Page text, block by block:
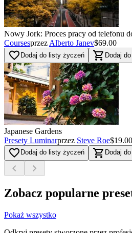
Nowy Jork: Proces pracy od telefonu
Coursesprzez Alberto Janev$69.00
favorite_border Dodaj do listy życzeń shopping_cart Dodaj
Japanese Gardens
Presety Luminarprzez Steve Roe$19.00
favorite_border Dodaj do listy życzeń shopping_cart Dodaj
chevron_left chevron_right
Zobacz popularne
Pokaż wszystko